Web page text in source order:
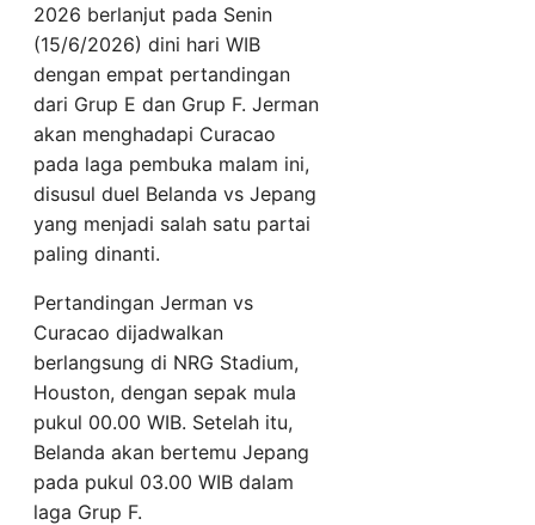
2026 berlanjut pada Senin
(15/6/2026) dini hari WIB
dengan empat pertandingan
dari Grup E dan Grup F. Jerman
akan menghadapi Curacao
pada laga pembuka malam ini,
disusul duel Belanda vs Jepang
yang menjadi salah satu partai
paling dinanti.
Pertandingan Jerman vs
Curacao dijadwalkan
berlangsung di NRG Stadium,
Houston, dengan sepak mula
pukul 00.00 WIB. Setelah itu,
Belanda akan bertemu Jepang
pada pukul 03.00 WIB dalam
laga Grup F.